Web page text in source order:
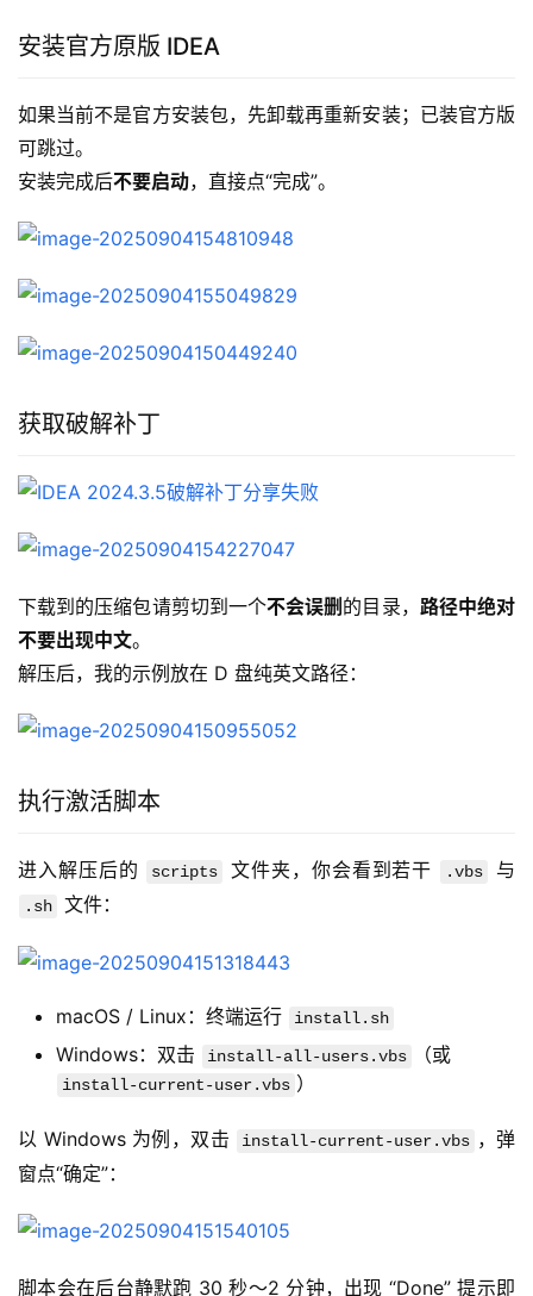
安装官方原版 IDEA
如果当前不是官方安装包，先卸载再重新安装；已装官方版
可跳过。
安装完成后不要启动，直接点“完成”。
获取破解补丁
下载到的压缩包请剪切到一个不会误删 的目录， 路径中绝对
不要出现中文。
解压后，我的示例放在 D 盘纯英文路径：
执行激活脚本
进入解压后的 scripts 文件夹，你会看到若干 .vbs
.sh 文件：
macOS / Linux：终端运行 install.sh
Windows：双击 install-all-users.vbs （或
install-current-user.vbs ）
以 Windows 为例，双击 install-current-user.vbs ，弹
窗点“确定”：
脚本会在后台静默跑 30 秒～2 分钟，出现 “Done” 提示即